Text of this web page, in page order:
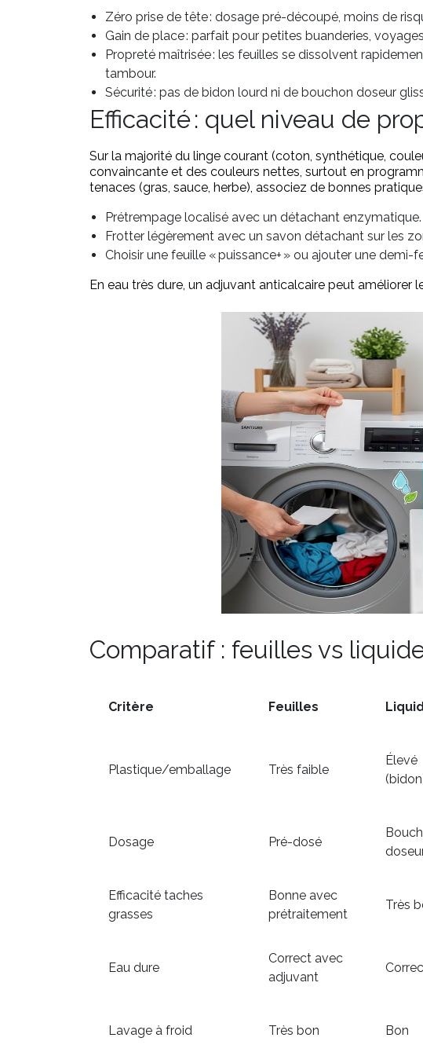
Zéro prise de tête : dosage pré-découpé, moins de
Gain de place : parfait pour petites buanderies,
Propreté maîtrisée : les feuilles se dissolvent
tambour.
Sécurité : pas de bidon lourd ni de bouchon doseur
Efficacité : quel niveau de
Sur la majorité du linge courant (coton, synthétique,
convaincante et des couleurs nettes, surtout en
tenaces (gras, sauce, herbe), associez de bonnes
Prétrempage localisé avec un détachant enzymatique.
Frotter légèrement avec un savon détachant sur les
Choisir une feuille « puissance+ » ou ajouter une demi-
En eau très dure, un adjuvant anticalcaire peut améliorer
Comparatif : feuilles vs
Critère Feuilles
Plastique/emballage Très faible
Élevé
Dosage Pré-dosé
Efficacité taches
grasses
Bonne avec
prétraitement
Très
Eau dure
Correct avec
adjuvant
Lavage à froid Très bon Bon